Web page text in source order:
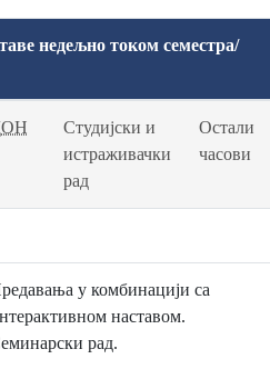
недељно током семестра/
Студијски и
истраживачки
рад
Остали
часови
у комбинацији са
наставом.
рад.